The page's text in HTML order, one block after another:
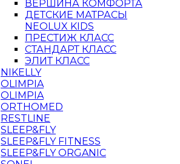
ВЕРШИНА КОМФОРТА
ДЕТСКИЕ МАТРАСЫ
NEOLUX KIDS
ПРЕСТИЖ КЛАСС
СТАНДАРТ КЛАСС
ЭЛИТ КЛАСС
NIKELLY
OLIMPIA
OLIMPIA
ORTHOMED
RESTLINE
SLEEP&FLY
SLEEP&FLY FITNESS
SLEEP&FLY ORGANIC